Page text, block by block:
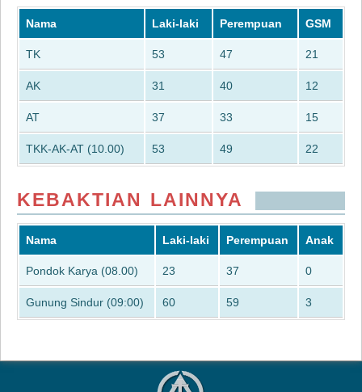
Nama Laki-laki Perempuan GSM
TK 53 47 21
AK 31 40 12
AT 37 33 15
TKK-AK-AT (10.00) 53 49 22
KEBAKTIAN LAINNYA
Nama Laki-laki Perempuan Anak
Pondok Karya (08.00) 23 37 0
Gunung Sindur (09:00) 60 59 3